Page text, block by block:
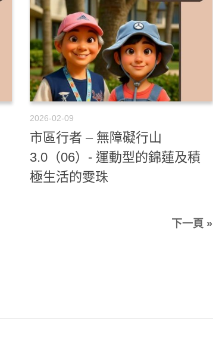
2026-02-09
市區行者 – 無障礙行山
3.0（06）- 運動型的錦蓮及積
極生活的雯珠
下一頁 »